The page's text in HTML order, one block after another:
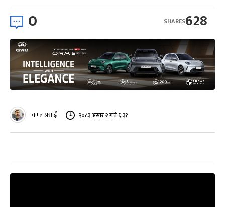
0 628
SHARES
कमल प्रसाईं २०८३ असार २ गते ६:३१